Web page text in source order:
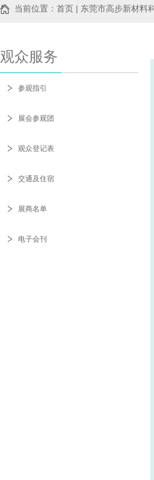
当前位置：首页 | 东莞市高步新材料
观众服务
参观指引
展会参观团
观众登记表
交通及住宿
展商名单
电子会刊